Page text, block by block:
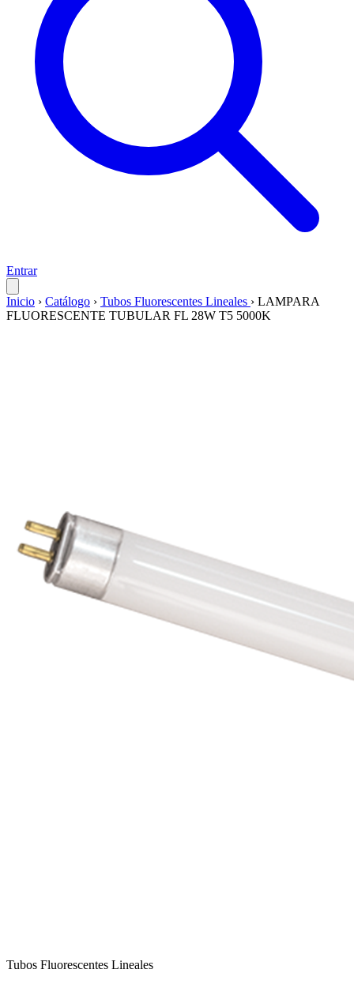
Entrar
Inicio › Catálogo › Tubos Fluorescentes Lineales › LAMPARA
FLUORESCENTE TUBULAR FL 28W T5 5000K
Tubos Fluorescentes Lineales